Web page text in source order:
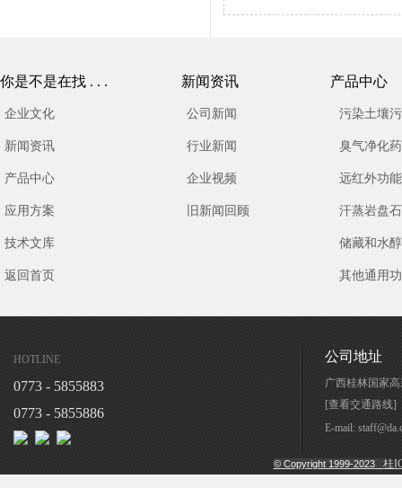
你是不是在找 . . . 新闻资讯 产品中心
企业文化
新闻资讯
产品中心
应用方案
技术文库
返回首页
公司新闻
行业新闻
企业视频
旧新闻回顾
污染土壤
臭气净化
远红外功
汗蒸岩盘
储藏和水
其他通用
HOTLINE
0773 - 5855883
0773 - 5855886
公司地址
广西桂林国家
[查看交通路线]
E-mail:
© Copyright 1999-2023桂